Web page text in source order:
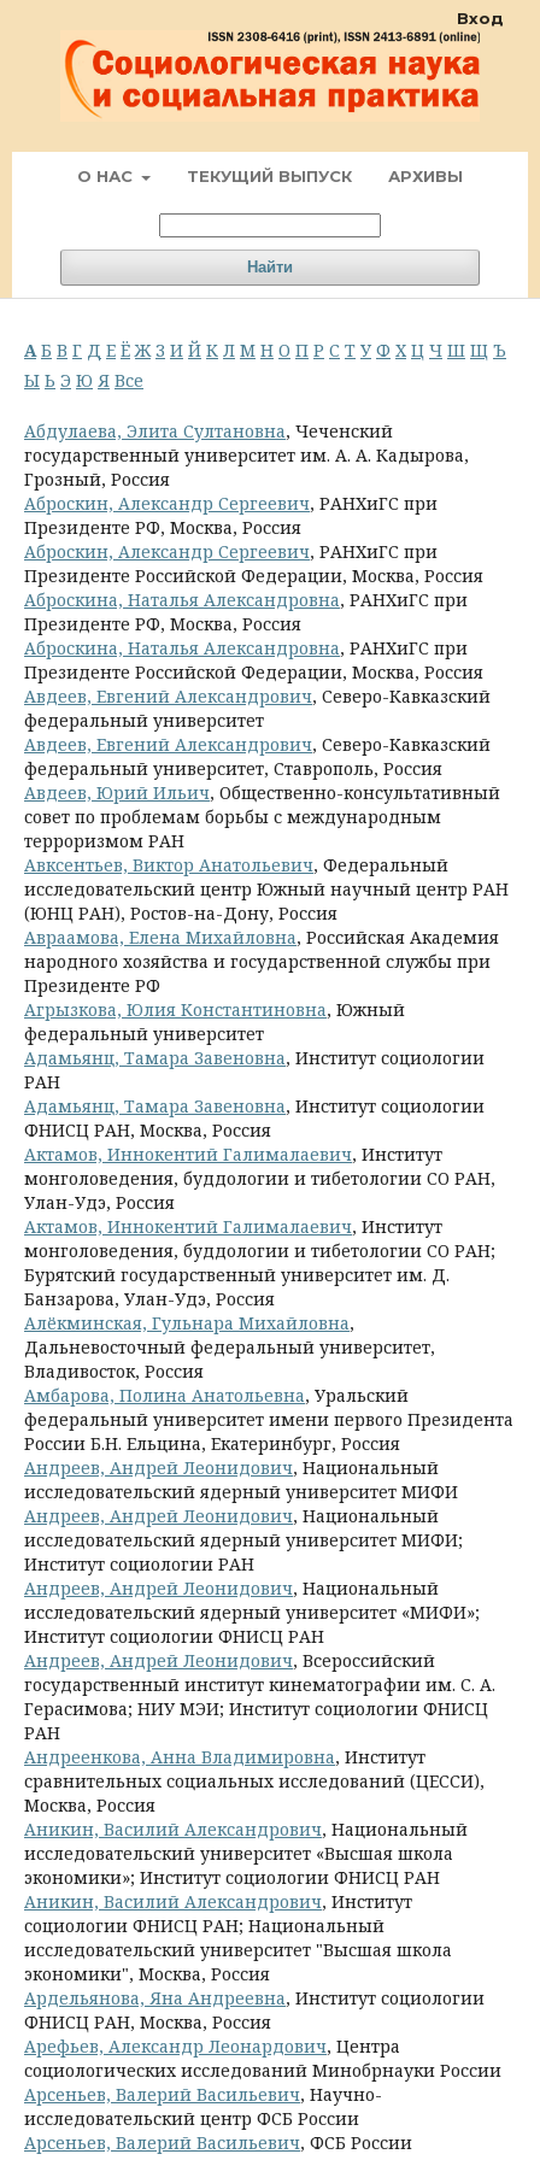
О НАС ТЕКУЩИЙ ВЫПУСК АРХИВЫ
Найти
Вход
А Б В Г Д Е Ё Ж З И Й К Л М Н О П Р С Т У Ф Х Ц Ч Ш Щ Ъ
Ы Ь Э Ю Я Все
Абдулаева, Элита Султановна, Чеченский
государственный университет им. А. А. Кадырова,
Грозный, Россия
Аброскин, Александр Сергеевич, РАНХиГС при
Президенте РФ, Москва, Россия
Аброскин, Александр Сергеевич, РАНХиГС при
Президенте Российской Федерации, Москва, Россия
Аброскина, Наталья Александровна, РАНХиГС при
Президенте РФ, Москва, Россия
Аброскина, Наталья Александровна, РАНХиГС при
Президенте Российской Федерации, Москва, Россия
Авдеев, Евгений Александрович, Северо-Кавказский
федеральный университет
Авдеев, Евгений Александрович, Северо-Кавказский
федеральный университет, Ставрополь, Россия
Авдеев, Юрий Ильич, Общественно-консультативный
совет по проблемам борьбы с международным
терроризмом РАН
Авксентьев, Виктор Анатольевич, Федеральный
исследовательский центр Южный научный центр РАН
(ЮНЦ РАН), Ростов-на-Дону, Россия
Авраамова, Елена Михайловна, Российская Академия
народного хозяйства и государственной службы при
Президенте РФ
Агрызкова, Юлия Константиновна, Южный
федеральный университет
Адамьянц, Тамара Завеновна, Институт социологии
РАН
Адамьянц, Тамара Завеновна, Институт социологии
ФНИСЦ РАН, Москва, Россия
Актамов, Иннокентий Галималаевич, Институт
монголоведения, буддологии и тибетологии СО РАН,
Улан-Удэ, Россия
Актамов, Иннокентий Галималаевич, Институт
монголоведения, буддологии и тибетологии СО РАН;
Бурятский государственный университет им. Д.
Банзарова, Улан-Удэ, Россия
Алёкминская, Гульнара Михайловна,
Дальневосточный федеральный университет,
Владивосток, Россия
Амбарова, Полина Анатольевна, Уральский
федеральный университет имени первого Президента
России Б.Н. Ельцина, Екатеринбург, Россия
Андреев, Андрей Леонидович, Национальный
исследовательский ядерный университет МИФИ
Андреев, Андрей Леонидович, Национальный
исследовательский ядерный университет МИФИ;
Институт социологии РАН
Андреев, Андрей Леонидович, Национальный
исследовательский ядерный университет «МИФИ»;
Институт социологии ФНИСЦ РАН
Андреев, Андрей Леонидович, Всероссийский
государственный институт кинематографии им. С. А.
Герасимова; НИУ МЭИ; Институт социологии ФНИСЦ
РАН
Андреенкова, Анна Владимировна, Институт
сравнительных социальных исследований (ЦЕССИ),
Москва, Россия
Аникин, Василий Александрович, Национальный
исследовательский университет «Высшая школа
экономики»; Институт социологии ФНИСЦ РАН
Аникин, Василий Александрович, Институт
социологии ФНИСЦ РАН; Национальный
исследовательский университет "Высшая школа
экономики", Москва, Россия
Ардельянова, Яна Андреевна, Институт социологии
ФНИСЦ РАН, Москва, Россия
Арефьев, Александр Леонардович, Центра
социологических исследований Минобрнауки России
Арсеньев, Валерий Васильевич, Научно-
исследовательский центр ФСБ России
Арсеньев, Валерий Васильевич, ФСБ России